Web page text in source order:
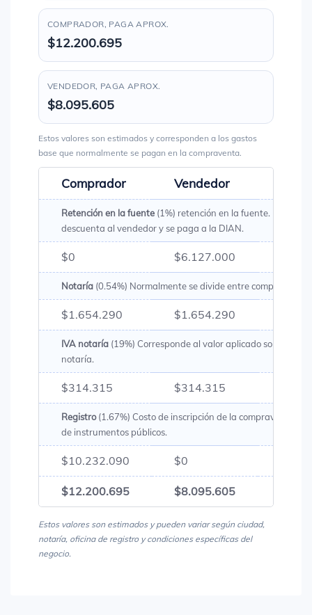
COMPRADOR, PAGA APROX.
$12.200.695
VENDEDOR, PAGA APROX.
$8.095.605
Estos valores son estimados y corresponden a los gastos
base que normalmente se pagan en la compraventa.
Comprador Vendedor
Retención en la fuente (1%) retención en la fuente. Es un
descuenta al vendedor y se paga a la DIAN.
$0 $6.127.000
Notaría (0.54%) Normalmente se divide entre comprador y
$1.654.290 $1.654.290
IVA notaría (19%) Corresponde al valor aplicado sobre los
notaría.
$314.315 $314.315
Registro(1.67%) Costo de inscripción de la compraventa en
de instrumentos públicos.
$10.232.090 $0
$12.200.695 $8.095.605
Estos valores son estimados y pueden variar según ciudad,
notaría, oficina de registro y condiciones específicas del
negocio.